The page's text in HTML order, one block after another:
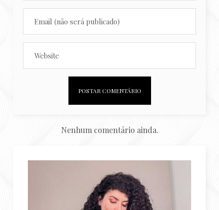
Nenhum comentário ainda.